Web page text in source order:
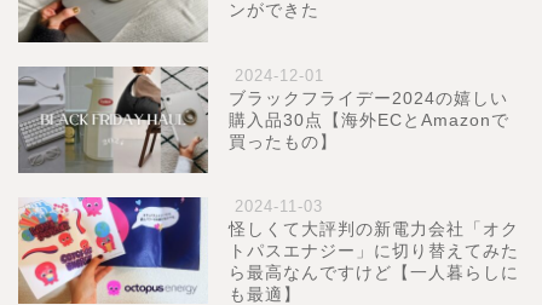
ンができた
2024-12-01
ブラックフライデー2024の嬉しい
購入品30点【海外ECとAmazonで
買ったもの】
2024-11-03
怪しくて大評判の新電力会社「オク
トパスエナジー」に切り替えてみた
ら最高なんですけど【一人暮らしに
も最適】